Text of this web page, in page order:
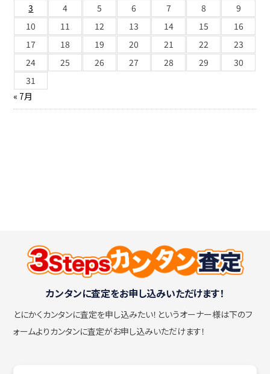
3
4 5 6 7 8
9
10
11 12 13 14 15
16
17
18 19 20 21 22
23
24
25 26 27 28 29
30
31
« 7月
カンタンに査定をお申し込みいただけます！
とにかくカンタンに査定を申し込みたい！ というオーナー様は下のフ
ォームよりカンタンに査定がお申し込みいただけます！